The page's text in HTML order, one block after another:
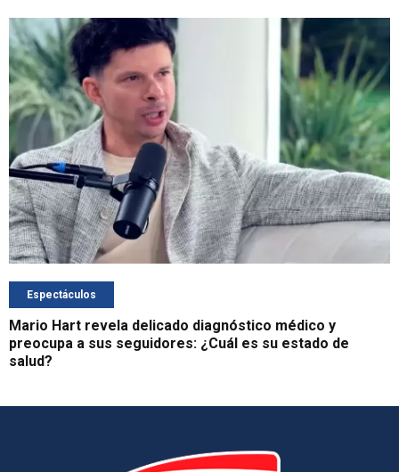
Espectáculos
Mario Hart revela delicado diagnóstico médico y
preocupa a sus seguidores: ¿Cuál es su estado de
salud?